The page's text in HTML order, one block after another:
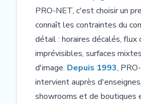
PRO-NET, c'est choisir un
connaît les contraintes du
détail : horaires décalés, flux
imprévisibles, surfaces
d'image. Depuis 1993,
intervient auprès
showrooms et de boutiques